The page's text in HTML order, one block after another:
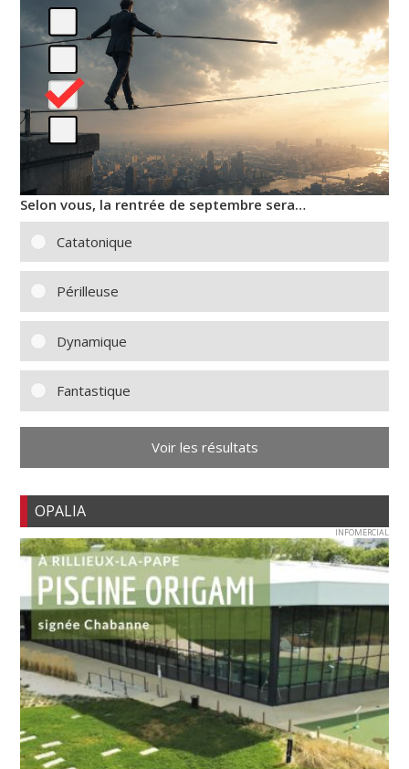
Selon vous, la rentrée de septembre sera…
Catatonique
Périlleuse
Dynamique
Fantastique
Voir les résultats
OPALIA
INFOMERCIAL